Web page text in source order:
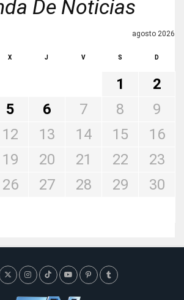
De Noticias
agosto 2026
X J V S D
1
2
5 6 7 8
9
12 13 14 15
16
19 20 21 22
23
26 27 28 29
30